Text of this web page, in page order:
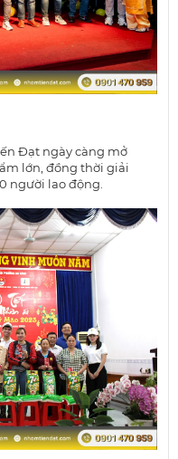
Đạt ngày càng mở
lớn, đồng thời giải
người lao động.